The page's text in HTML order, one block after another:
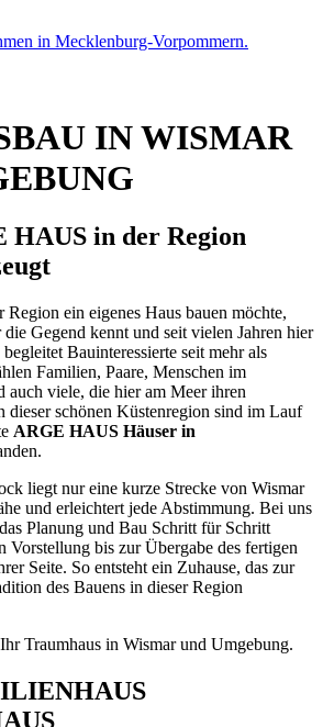
IN WISMAR
HAUS in der Region
Region ein eigenes Haus bauen möchte,
die Gegend kennt und seit vielen Jahren hier
Bauinteressierte seit mehr als
Familien, Paare, Menschen im
auch viele, die hier am Meer ihren
dieser schönen Küstenregion sind im Lauf
ARGE HAUS Häuser in
liegt nur eine kurze Strecke von Wismar
und erleichtert jede Abstimmung. Bei uns
Planung und Bau Schritt für Schritt
Vorstellung bis zur Übergabe des fertigen
Seite. So entsteht ein Zuhause, das zur
des Bauens in dieser Region